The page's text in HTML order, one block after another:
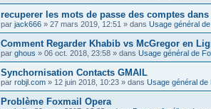
recuperer les mots de passe des comptes
par jack666 » 27 mars 2019, 12:51 » dans Usage général
Comment Regarder Khabib vs McGregor en
par ghous » 06 oct. 2018, 23:58 » dans Usage général de
Synchornisation Contacts GMAIL
par robjl.com » 12 juin 2018, 10:23 » dans Usage général de
Problème Foxmail Opera